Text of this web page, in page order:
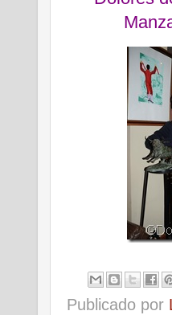
Publicado por